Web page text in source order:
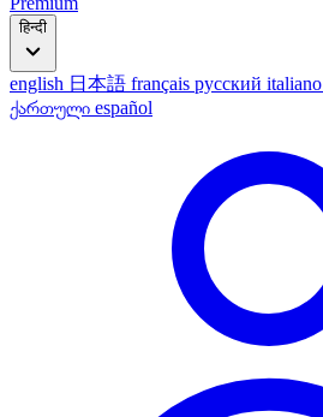
हिन्दी
english 日本語 français русский italiano
ქართული español